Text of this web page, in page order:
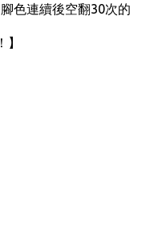
色連續後空翻30次的